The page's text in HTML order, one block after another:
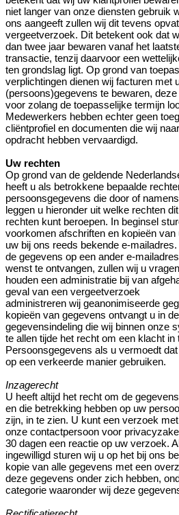
niet langer van onze diensten gebruik
ons aangeeft zullen wij dit tevens
vergeetverzoek. Dit betekent ook dat
dan twee jaar bewaren vanaf het
transactie, tenzij daarvoor een
ten grondslag ligt. Op grond van
verplichtingen dienen wij facturen met
(persoons)gegevens te bewaren,
voor zolang de toepasselijke termijn
Medewerkers hebben echter geen
cliëntprofiel en documenten die wij
opdracht hebben vervaardigd.
Uw rechten
Op grond van de geldende
heeft u als betrokkene bepaalde
persoonsgegevens die door of
leggen u hieronder uit welke rechten
rechten kunt beroepen. In beginsel
voorkomen afschriften en kopieën
uw bij ons reeds bekende e-
de gegevens op een ander e-
wenst te ontvangen, zullen wij u
houden een administratie bij van
geval van een vergeetverzoek
administreren wij geanonimiseerde
kopieën van gegevens ontvangt u in
gegevensindeling die wij binnen onze
te allen tijde het recht om een klacht in
Persoonsgegevens als u vermoedt
op een verkeerde manier gebruiken.
Inzagerecht
U heeft altijd het recht om de
en die betrekking hebben op uw
zijn, in te zien. U kunt een verzoek
onze contactpersoon voor
30 dagen een reactie op uw verzoek.
ingewilligd sturen wij u op het bij ons
kopie van alle gegevens met een
deze gegevens onder zich hebben,
categorie waaronder wij deze